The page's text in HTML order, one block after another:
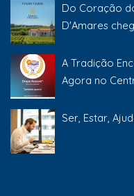
Do Coração
D'Amares
A Tradição
Agora no
Ser, Estar,